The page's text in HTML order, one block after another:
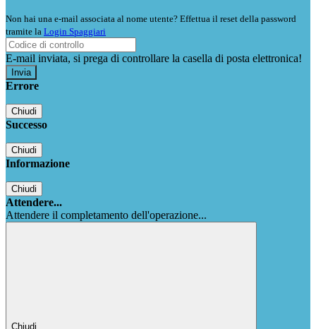
Non hai una e-mail associata al nome utente? Effettua il reset della password
tramite la Login Spaggiari
E-mail inviata, si prega di controllare la casella di posta elettronica!
Errore
Chiudi
Successo
Chiudi
Informazione
Chiudi
Attendere...
Attendere il completamento dell'operazione...
Chiudi